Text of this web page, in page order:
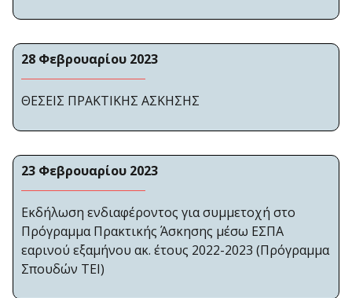
28 Φεβρουαρίου 2023
ΘΕΣΕΙΣ ΠΡΑΚΤΙΚΗΣ ΑΣΚΗΣΗΣ
23 Φεβρουαρίου 2023
Εκδήλωση ενδιαφέροντος για συμμετοχή στο
Πρόγραμμα Πρακτικής Άσκησης μέσω ΕΣΠΑ
εαρινού εξαμήνου ακ. έτους 2022-2023 (Πρόγραμμα
Σπουδών ΤΕΙ)